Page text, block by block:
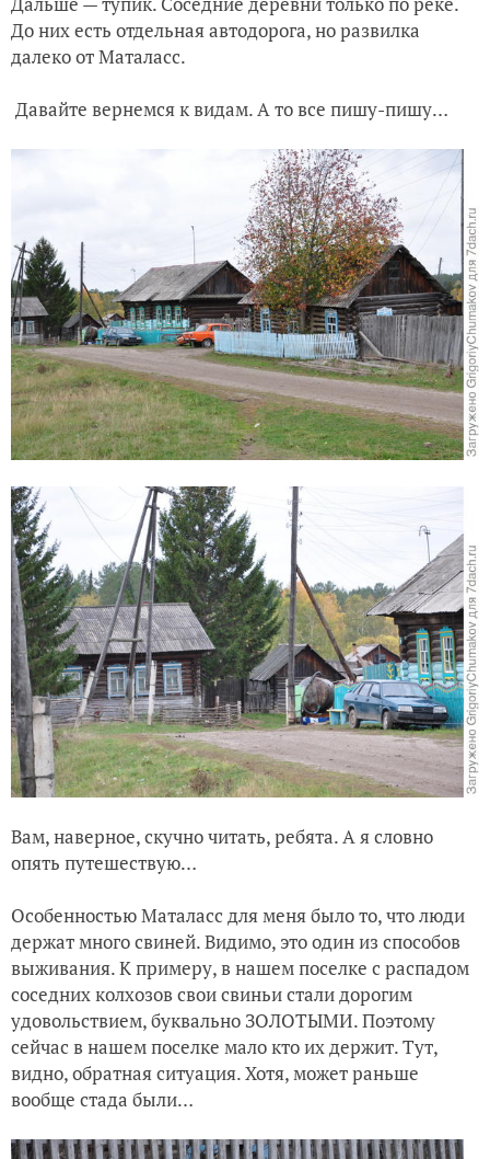
До них есть отдельная автодорога, но развилка
далеко от Маталасс.
Давайте вернемся к видам. А то все пишу-пишу…
Вам, наверное, скучно читать, ребята. А я словно
опять путешествую…
Особенностью Маталасс для меня было то, что люди
держат много свиней. Видимо, это один из способов
выживания. К примеру, в нашем поселке с распадом
соседних колхозов свои свиньи стали дорогим
удовольствием, буквально ЗОЛОТЫМИ. Поэтому
сейчас в нашем поселке мало кто их держит. Тут,
видно, обратная ситуация. Хотя, может раньше
вообще стада были…